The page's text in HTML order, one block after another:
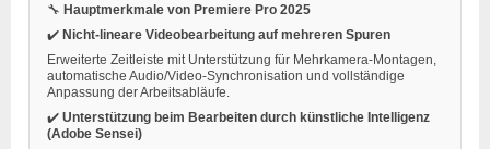
🔧 Hauptmerkmale von Premiere Pro 2025
✔️ Nicht-lineare Videobearbeitung auf mehreren Spuren
Erweiterte Zeitleiste mit Unterstützung für Mehrkamera-Montagen,
automatische Audio/Video-Synchronisation und vollständige
Anpassung der Arbeitsabläufe.
✔️ Unterstützung beim Bearbeiten durch künstliche Intelligenz
(Adobe Sensei)